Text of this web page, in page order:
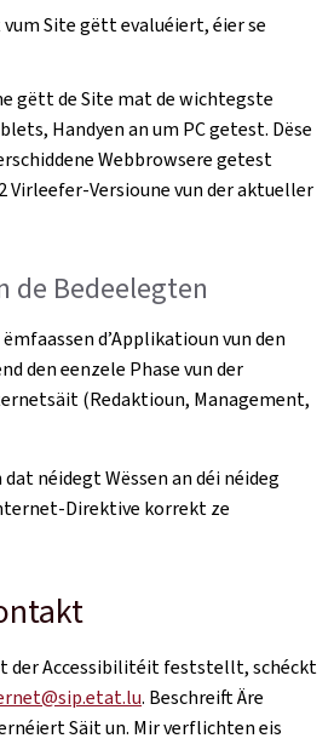
Site gëtt evaluéiert, éier se
gëtt de Site mat de wichtegste
Handyen an um PC getest. Dëse
Webbrowsere getest
Versioune vun der aktueller
de Bedeelegten
d’Applikatioun vun den
den eenzele Phase vun der
(Redaktioun, Management,
néidegt Wëssen an déi néideg
Direktive korrekt ze
der Accessibilitéit feststellt, schéckt
. Beschreift Äre
Säit un. Mir verflichten eis